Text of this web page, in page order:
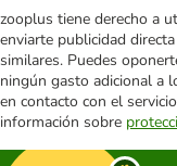
zooplus tiene derecho a
enviarte publicidad
similares. Puedes
ningún gasto adicional a
en contacto con el
información sobre